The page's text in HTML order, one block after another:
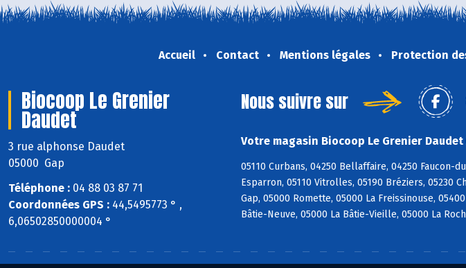
Accueil Contact Mentions légales Protection
Biocoop Le Grenier
Daudet
3 rue alphonse Daudet
05000 Gap
Téléphone : 04 88 03 87 71
Coordonnées GPS : 44,5495773 ° ,
6,06502850000004 °
Nous suivre sur
Votre magasin Biocoop Le Grenier
05110 Curbans, 04250 Bellaffaire, 04250 Faucon-
Esparron, 05110 Vitrolles, 05190 Bréziers, 05230
Gap, 05000 Romette, 05000 La Freissinouse,
Bâtie-Neuve, 05000 La Bâtie-Vieille, 05000 La